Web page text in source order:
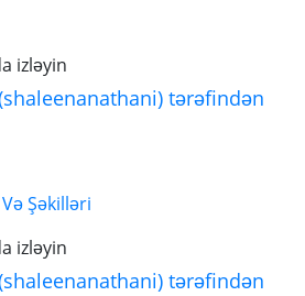
izləyin
tərəfindən
Şəkilləri
izləyin
tərəfindən